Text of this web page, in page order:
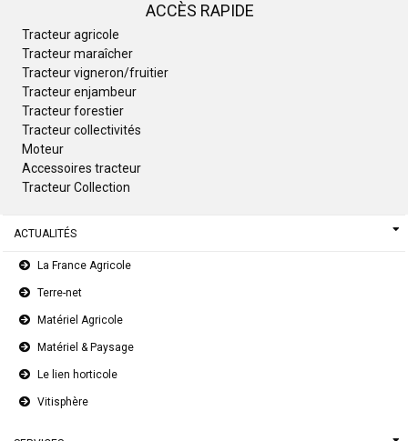
ACCÈS RAPIDE
Tracteur agricole
Tracteur maraîcher
Tracteur vigneron/fruitier
Tracteur enjambeur
Tracteur forestier
Tracteur collectivités
Moteur
Accessoires tracteur
Tracteur Collection
ACTUALITÉS
La France Agricole
Terre-net
Matériel Agricole
Matériel & Paysage
Le lien horticole
Vitisphère